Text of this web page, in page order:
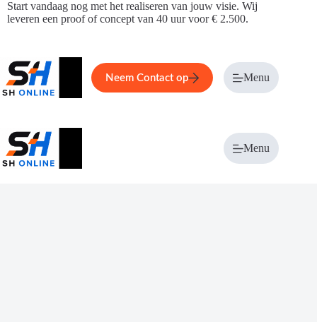
Ga
naar
Start vandaag nog met het realiseren van jouw visie. Wij
leveren een proof of concept van 40 uur voor € 2.500.
Home Service Over ons
Neem Contact op Menu
Menu